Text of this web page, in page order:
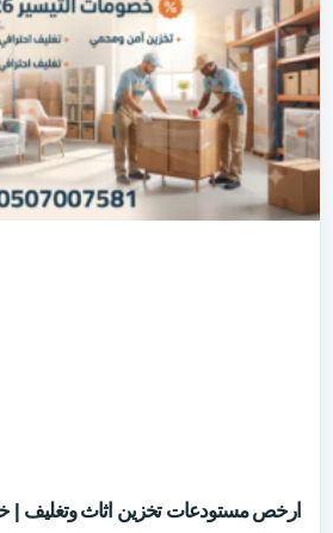
ارخص مستودعات تخزين اثاث وتغليف |